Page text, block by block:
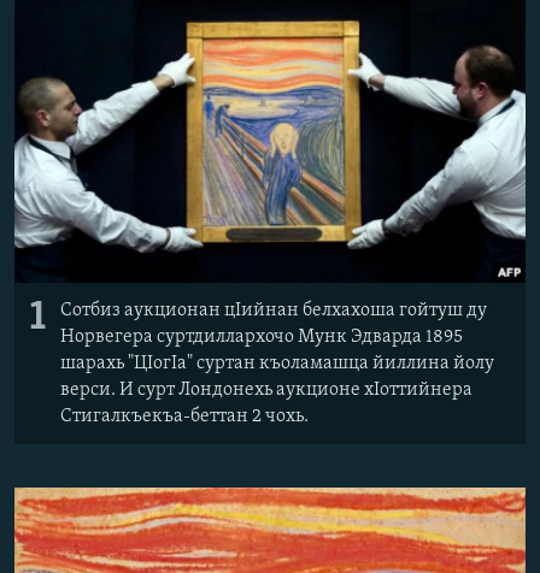
1
Сотбиз аукционан цIийнан белхахоша гойтуш ду
Норвегера суртдиллархочо Мунк Эдварда 1895
шарахь "ЦIогIа" суртан къоламашца йиллина йолу
верси. И сурт Лондонехь аукционе хIоттийнера
Стигалкъекъа-беттан 2 чохь.